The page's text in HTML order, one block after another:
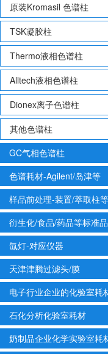
原装Kromasil 色谱柱
TSK凝胶柱
Thermo液相色谱柱
Alltech液相色谱柱
Dionex离子色谱柱
其他色谱柱
GC气相色谱柱
色谱耗材-Agilent/岛津等
样品前处理-装置/萃取柱等
衍生化/食品/药品等标准品
氙灯-对应仪器
天津津腾过滤头/膜
电子行业企业的化验室耗
石化分析化验室耗材
奶制品企业化学实验室耗